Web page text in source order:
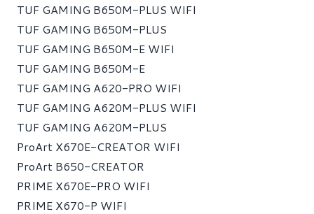
TUF GAMING B650M-PLUS WIFI
TUF GAMING B650M-PLUS
TUF GAMING B650M-E WIFI
TUF GAMING B650M-E
TUF GAMING A620-PRO WIFI
TUF GAMING A620M-PLUS WIFI
TUF GAMING A620M-PLUS
ProArt X670E-CREATOR WIFI
ProArt B650-CREATOR
PRIME X670E-PRO WIFI
PRIME X670-P WIFI